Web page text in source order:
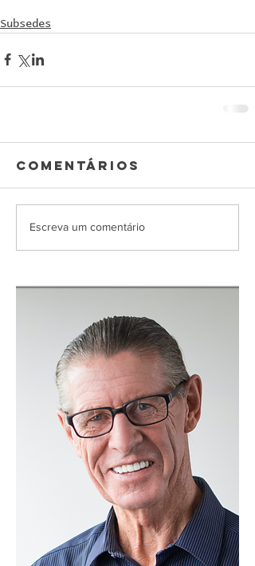
Subsedes
Comentários
Escreva um comentário